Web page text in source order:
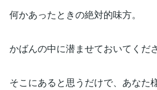
何かあったときの絶対的味方。
かばんの中に潜ませておいてくだ
そこにあると思うだけで、あなた